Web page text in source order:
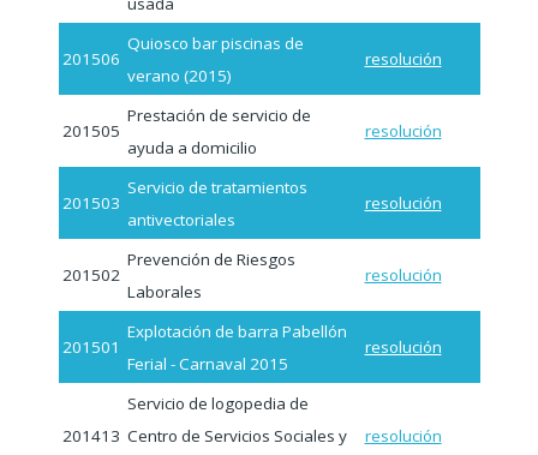
201506
Quiosco bar piscinas de
verano (2015)
resolución
201505
Prestación de servicio de
ayuda a domicilio
resolución
201503
Servicio de tratamientos
antivectoriales
resolución
201502
Prevención de Riesgos
Laborales
resolución
201501
Explotación de barra Pabellón
Ferial - Carnaval 2015
resolución
201413
Servicio de logopedia de
Centro de Servicios Sociales y
resolución